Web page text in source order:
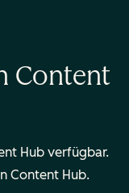
Content
Hub verfügbar.
Content Hub.